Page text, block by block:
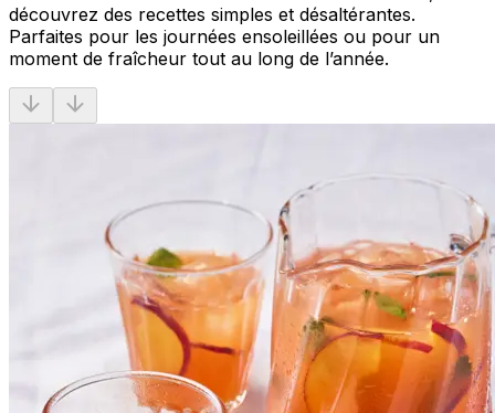
découvrez des recettes simples et désaltérantes.
Parfaites pour les journées ensoleillées ou pour un
moment de fraîcheur tout au long de l’année.